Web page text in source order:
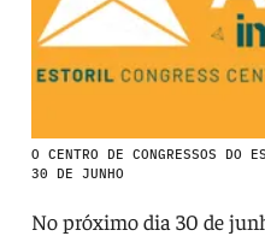
O CENTRO DE CONGRESSOS DO
30 DE JUNHO
No próximo dia 30 de